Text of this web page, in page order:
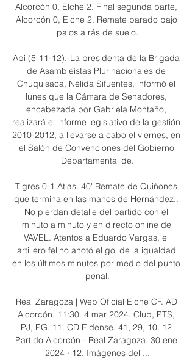
Alcorcón 0, Elche 2. Final segunda parte,
Alcorcón 0, Elche 2. Remate parado bajo
palos a rás de suelo.
Abi (5-11-12).-La presidenta de la Brigada
de Asambleístas Plurinacionales de
Chuquisaca, Nélida Sifuentes, informó el
lunes que la Cámara de Senadores,
encabezada por Gabriela Montaño,
realizará el informe legislativo de la gestión
2010-2012, a llevarse a cabo el viernes, en
el Salón de Convenciones del Gobierno
Departamental de.
Tigres 0-1 Atlas. 40' Remate de Quiñones
que termina en las manos de Hernández..
No pierdan detalle del partido con el
minuto a minuto y en directo online de
VAVEL. Atentos a Eduardo Vargas, el
artillero felino anotó el gol de la igualdad
en los últimos minutos por medio del punto
penal.
Real Zaragoza | Web Oficial Elche CF. AD
Alcorcón. 11:30. 4 mar 2024. Club, PTS,
PJ, PG. 11. CD Eldense. 41, 29, 10. 12
Partido Alcorcón - Real Zaragoza. 30 ene
2024 · 12. Imágenes del ...